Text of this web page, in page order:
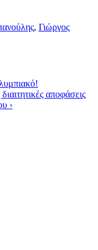
, Γιώργος
αποφάσεις
›